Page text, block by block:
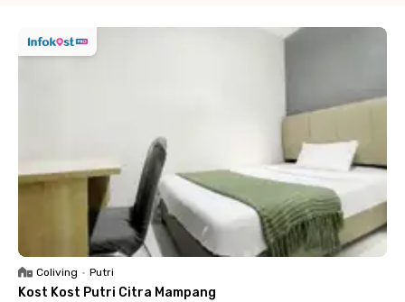
Coliving • Putri
Kost Kost Putri Citra Mampang